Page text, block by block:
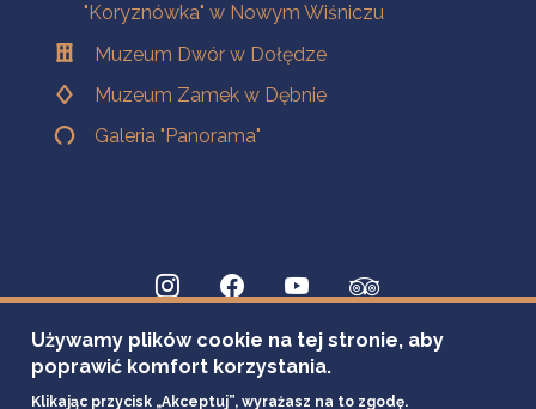
"Koryznówka" w Nowym Wiśniczu
Muzeum Dwór w Dołędze
Muzeum Zamek w Dębnie
Galeria "Panorama"
Używamy plików cookie na tej stronie, aby
poprawić komfort korzystania.
Klikając przycisk „Akceptuj”, wyrażasz na to zgodę.